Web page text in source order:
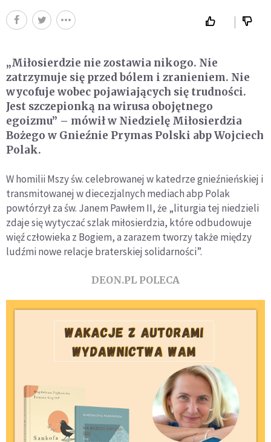
„Miłosierdzie nie zostawia nikogo. Nie
zatrzymuje się przed bólem i zranieniem. Nie
wycofuje wobec pojawiających się trudności.
Jest szczepionką na wirusa obojętnego
egoizmu” – mówił w Niedzielę Miłosierdzia
Bożego w Gnieźnie Prymas Polski abp Wojciech
Polak.
W homilii Mszy św. celebrowanej w katedrze gnieźnieńskiej i
transmitowanej w diecezjalnych mediach abp Polak
powtórzył za św. Janem Pawłem II, że „liturgia tej niedzieli
zdaje się wytyczać szlak miłosierdzia, które odbudowuje
więź człowieka z Bogiem, a zarazem tworzy także między
ludźmi nowe relacje braterskiej solidarności”.
DEON.PL POLECA